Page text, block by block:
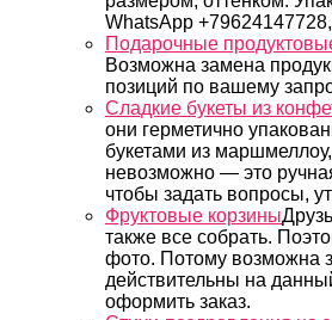
WhatsApp
Подарочные
Возможна замена
позиций по вашему
Сладкие букеты из
они герметично
букетами из
невозможно — это
чтобы задать вопросы,
Фруктовые корзины
также все собрать.
фото. Потому возможна
действительны на
оформить заказ.